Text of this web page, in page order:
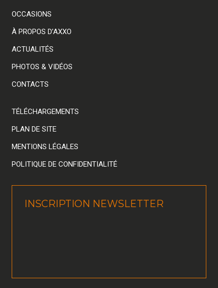
OCCASIONS
À PROPOS D’AXXO
ACTUALITÉS
PHOTOS & VIDÉOS
CONTACTS
TÉLÉCHARGEMENTS
PLAN DE SITE
MENTIONS LÉGALES
POLITIQUE DE CONFIDENTIALITÉ
INSCRIPTION NEWSLETTER